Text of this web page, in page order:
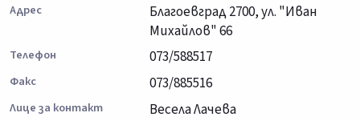
Адрес
Благоевград 2700, ул. "Иван
Михайлов" 66
Телефон 073/588517
Факс 073/885516
Лице за контакт Весела Лачева